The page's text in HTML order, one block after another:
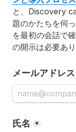
と、Discovery
題のかたちを伺っ
を最初の会話で
の開示は必要あり
メールアドレス
氏名 *